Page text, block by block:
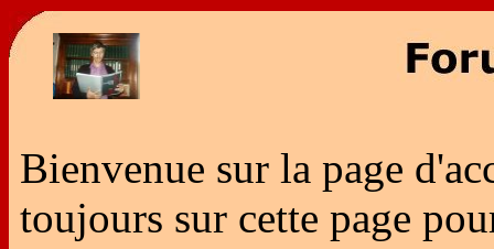
Bienvenue sur la page
toujours sur cette page